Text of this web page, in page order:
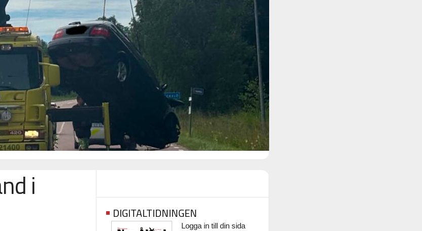
i
DIGITALTIDNINGEN
Logga in till din sida